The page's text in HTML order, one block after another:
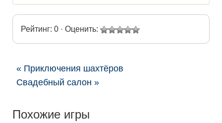
Рейтинг: 0 · Оценить:
« Приключения шахтёров
Свадебный салон »
Похожие игры